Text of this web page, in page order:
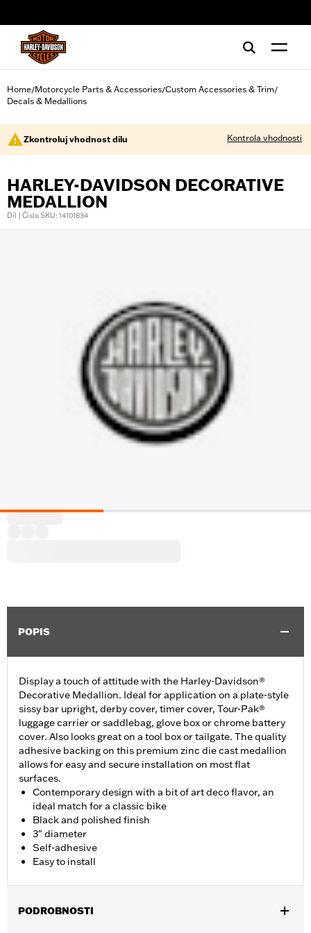
Home/Motorcycle Parts & Accessories/Custom Accessories & Trim/
Decals & Medallions
Zkontroluj vhodnost dílu Kontrola vhodnosti
HARLEY-DAVIDSON DECORATIVE
MEDALLION
Díl | Číslo SKU: 14101834
POPIS
Display a touch of attitude with the Harley-Davidson®
Decorative Medallion. Ideal for application on a plate-style
sissy bar upright, derby cover, timer cover, Tour-Pak®
luggage carrier or saddlebag, glove box or chrome battery
cover. Also looks great on a tool box or tailgate. The quality
adhesive backing on this premium zinc die cast medallion
allows for easy and secure installation on most flat
surfaces.
Contemporary design with a bit of art deco flavor, an
ideal match for a classic bike
Black and polished finish
3" diameter
Self-adhesive
Easy to install
PODROBNOSTI